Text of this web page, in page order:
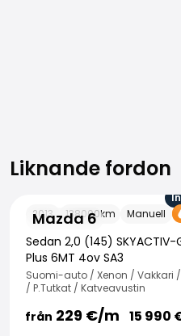
Liknande fordon
Liknande fordon
Mazda 6
2013
138000km Manuell
Sedan 2,0 (145)
Plus 6MT 4ov SA3
Suomi-auto / Xenon / Vakkari
/ P.Tutkat / Katveavustin
från 229 €/m 15 990